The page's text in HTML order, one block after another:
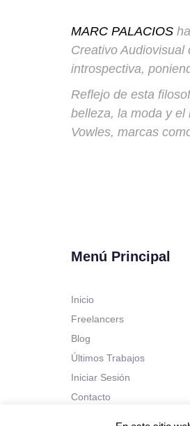
MARC PALACIOS
Creativo
introspectiva,
Reflejo de esta
belleza, la moda y el
Vowles, marcas
Menú Principal
Inicio
Freelancers
Blog
Últimos Trabajos
Iniciar Sesión
Contacto